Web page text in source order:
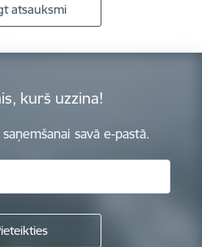
atsauksmi
kurš uzzina!
savā e-pastā.